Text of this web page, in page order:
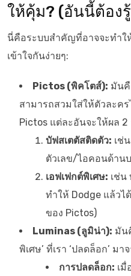
ให้คุ้ม? (อันนี้ต้อง
นี่คือระบบสำคัญที่อาจจะทำใ
เข้าใจกันง่ายๆ:
Pictos (พิคโตส์): มันคื
สามารถสวมใส่ให้ตัวละค
Pictos แต่ละอันจะให้ผล 2
บัฟสเตตัสติดตัว: เช่
ตัวเลข/ไอคอนด้าน
เอฟเฟกต์พิเศษ: เช่น
ทำให้ Dodge แล้วไ
ของ Pictos)
Luminas (ลูมิน่า): มัน
พิเศษ’ ที่เรา ‘ปลดล็อก’ ม
การปลดล็อก: เมื่